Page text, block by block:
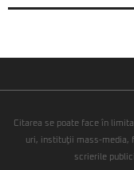
Citarea se poate face în
uri, instituţii mass-media,
scrierile